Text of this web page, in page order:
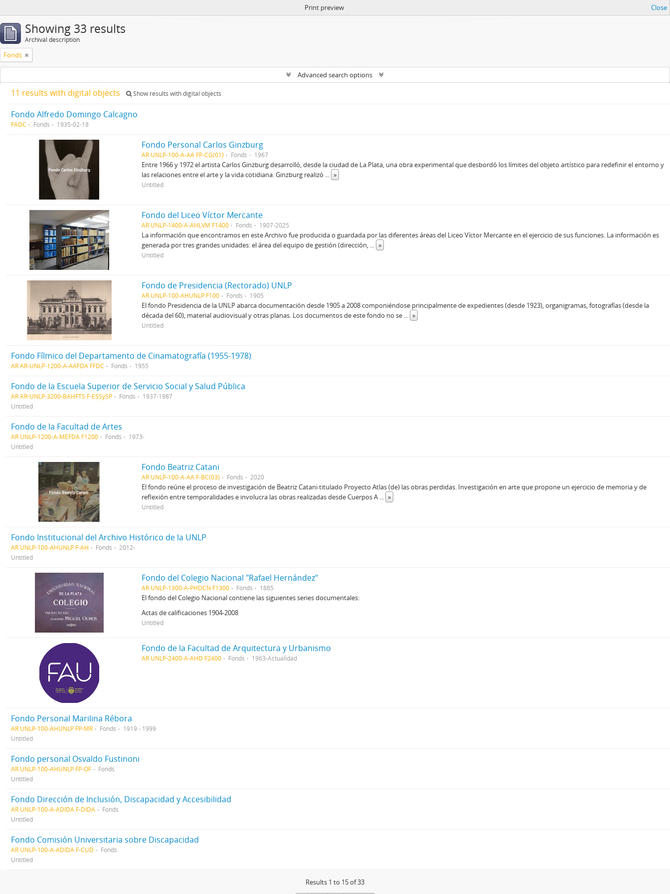
Print preview Close
Showing 33 results
Archival description
Fonds
Advanced search options
11 results with digital objects Show results with digital objects
Fondo Alfredo Domingo Calcagno
FADC Fonds 1935-02-18
Fondo Personal Carlos Ginzburg
AR UNLP-100-A-AA FP-CG(01) Fonds 1967
Entre 1966 y 1972 el artista Carlos Ginzburg desarrolló, desde la ciudad de La Plata, una obra experimental que desbordó los límites del objeto artístico para redefinir el entorno y
las relaciones entre el arte y la vida cotidiana. Ginzburg realizó ... »
Untitled
Fondo del Liceo Víctor Mercante
AR UNLP-1400-A-AHLVM F1400 Fonds 1907-2025
La información que encontramos en este Archivo fue producida o guardada por las diferentes áreas del Liceo Víctor Mercante en el ejercicio de sus funciones. La información es
generada por tres grandes unidades: el área del equipo de gestión (dirección, ... »
Untitled
Fondo de Presidencia (Rectorado) UNLP
AR UNLP-100-AHUNLP F100 Fonds 1905
El fondo Presidencia de la UNLP abarca documentación desde 1905 a 2008 componiéndose principalmente de expedientes (desde 1923), organigramas, fotografías (desde la
década del 60), material audiovisual y otras planas. Los documentos de este fondo no se ... »
Untitled
Fondo Fílmico del Departamento de Cinamatografía (1955-1978)
AR AR-UNLP-1200-A-AAFDA FFDC Fonds 1955
Fondo de la Escuela Superior de Servicio Social y Salud Pública
AR AR-UNLP-3200-BAHFTS F-ESSySP Fonds
1937-1987
Untitled
Fondo de la Facultad de Artes
AR UNLP-1200-A-MEFDA F1200 Fonds
1973-
Untitled
Fondo Beatriz Catani
AR UNLP-100-A-AA F-BC(03) Fonds 2020
El fondo reúne el proceso de investigación de Beatriz Catani titulado Proyecto Atlas (de) las obras perdidas. Investigación en arte que propone un ejercicio de memoria y de
reflexión entre temporalidades e involucra las obras realizadas desde Cuerpos A ... »
Untitled
Fondo Institucional del Archivo Histórico de la UNLP
AR UNLP-100-AHUNLP F-AH Fonds
2012-
Untitled
Fondo del Colegio Nacional "Rafael Hernández"
AR UNLP-1300-A-PHDCN F1300 Fonds 1885
El fondo del Colegio Nacional contiene las siguientes series documentales:
Actas de calificaciones 1904-2008
Untitled
Fondo de la Facultad de Arquitectura y Urbanismo
AR UNLP-2400-A-AHD F2400 Fonds 1963-Actualidad
Fondo Personal Marilina Rébora
AR UNLP-100-AHUNLP FP-MR Fonds
1919 - 1999
Untitled
Fondo personal Osvaldo Fustinoni
AR UNLP-100-AHUNLP FP-OF
Fonds
Untitled
Fondo Dirección de Inclusión, Discapacidad y Accesibilidad
AR UNLP-100-A-ADIDA F-DIDA
Fonds
Untitled
Fondo Comisión Universitaria sobre Discapacidad
AR UNLP-100-A-ADIDA F-CUD
Fonds
Untitled
Results 1 to 15 of 33